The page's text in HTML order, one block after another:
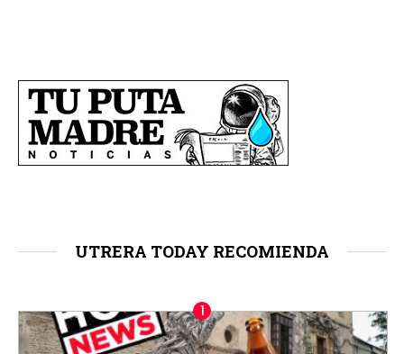
UTRERA TODAY RECOMIENDA